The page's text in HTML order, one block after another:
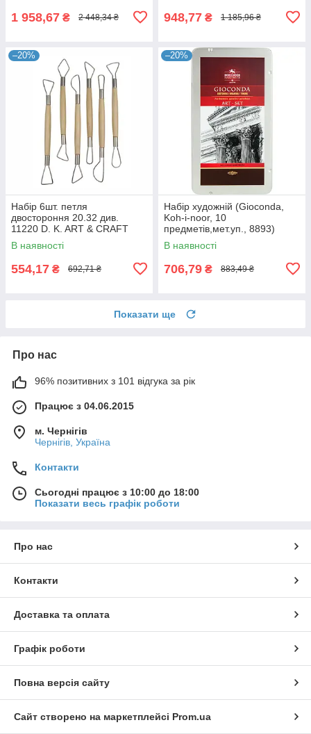
1 958,67 ₴ 2 448,34 ₴ 948,77 ₴ 1 185,96 ₴
–20%
Набір 6шт. петля
двостороння 20.32 див.
11220 D. K. ART & CRAFT
В наявності
554,17 ₴ 692,71 ₴
–20%
Набір художній (Gioconda,
Koh-i-noor, 10
предметів,мет.уп., 8893)
В наявності
706,79 ₴ 883,49 ₴
Показати ще
Про нас
96% позитивних з 101 відгука за рік
Працює з 04.06.2015
м. Чернігів
Чернігів, Україна
Контакти
Сьогодні працює з 10:00 до 18:00
Показати весь графік роботи
Про нас
Контакти
Доставка та оплата
Графік роботи
Повна версія сайту
Сайт створено на маркетплейсі Prom.ua